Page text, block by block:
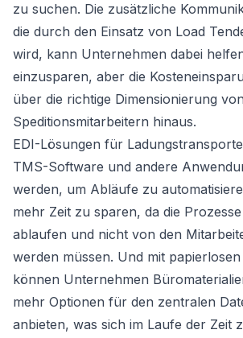
zu suchen. Die zusätzliche
die durch den Einsatz von Load
wird, kann Unternehmen dabei
einzusparen, aber die
über die richtige Dimensionierung von
Speditionsmitarbeitern hinaus.
EDI-Lösungen für
TMS-Software und andere
werden, um Abläufe zu
mehr Zeit zu sparen, da die
ablaufen und nicht von den
werden müssen. Und mit
können Unternehmen
mehr Optionen für den zentralen
anbieten, was sich im Laufe der Zeit